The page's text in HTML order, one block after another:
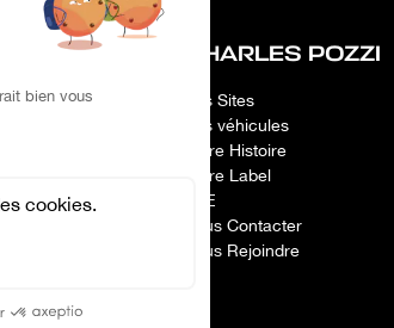
CHARLES POZZI
Nos Sites
Nos véhicules
Notre Histoire
Notre Label
RSE
Nous Contacter
Nous Rejoindre